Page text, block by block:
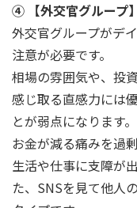
④ 【外交官グループ
外交官グループがデ
注意が必要です。
相場の雰囲気や、投
感じ取る直感力には
とが弱点になります。
お金が減る痛みを過
生活や仕事に支障が
た、SNSを見て他人